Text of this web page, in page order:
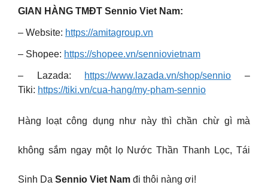
GIAN HÀNG TMĐT Sennio Viet Nam:
– Website: https://amitagroup.vn
– Shopee: https://shopee.vn/senniovietnam
– Lazada: https://www.lazada.vn/shop/sennio –
Tiki: https://tiki.vn/cua-hang/my-pham-sennio
Hàng loạt công dụng như này thì chần chừ gì mà
không sắm ngay một lọ Nước Thần Thanh Lọc, Tái
Sinh Da Sennio Viet Nam đi thôi nàng ơi!